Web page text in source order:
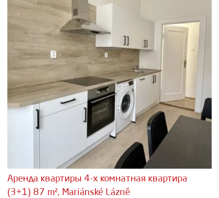
Аренда квартиры 4-х комнатная квартира
(3+1) 87 m², Mariánské Lázně